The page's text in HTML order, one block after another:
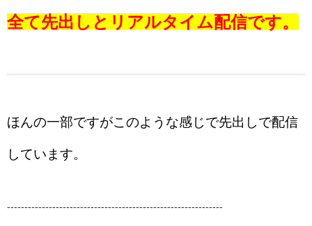
全て先出しとリアルタイム配信です。
ほんの一部ですがこのような感じで先出しで配信
しています。
--------------------------------------------------------------